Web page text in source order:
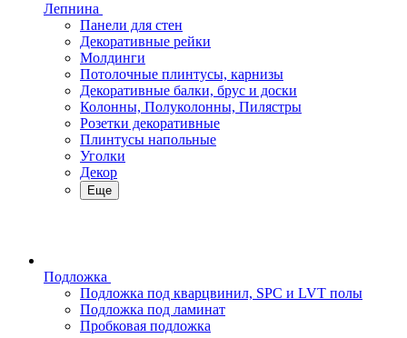
Лепнина
Панели для стен
Декоративные рейки
Молдинги
Потолочные плинтусы, карнизы
Декоративные балки, брус и доски
Колонны, Полуколонны, Пилястры
Розетки декоративные
Плинтусы напольные
Уголки
Декор
Еще
Подложка
Подложка под кварцвинил, SPC и LVT полы
Подложка под ламинат
Пробковая подложка